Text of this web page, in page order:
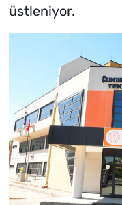
üstleniyor.